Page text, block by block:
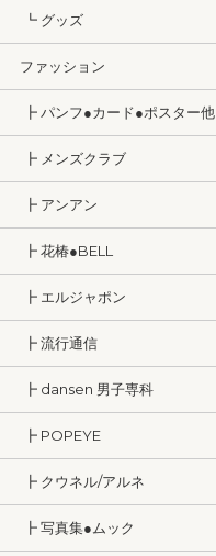
┗ グッズ
ファッション
┣ パンフ●カード●ポスター他
┣ メンズクラブ
┣ アンアン
┣ 花椿●BELL
┣ エルジャポン
┣ 流行通信
┣ dansen 男子専科
┣ POPEYE
┣ クウネル/アルネ
┣ 写真集●ムック